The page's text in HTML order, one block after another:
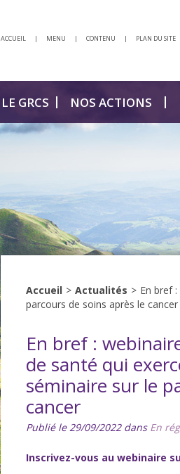
ACCUEIL | MENU | CONTENU | PLAN DU SITE
LE GRCS NOS ACTIONS
Accueil > Actualités > En bref
parcours de soins après le cancer
En bref :
de santé qui
séminaire sur le
cancer
Publié le 29/09/2022 dans En
Inscrivez-vous au webinaire